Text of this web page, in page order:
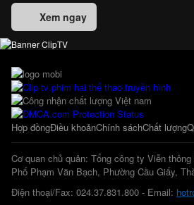
Xem ngay
Hợp đồngĐiều khoảnChính sáchChất lượng
Cơ quan chủ quản: Tổng công ty Viễn
Phố Phạm Văn Bạch, Phường Cầu Giấy,
Điện thoại/Fax: 024.37.831.800 - Email: